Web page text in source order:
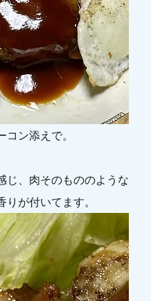
ン添えで。
じ、肉そのもののような
が付いてます。